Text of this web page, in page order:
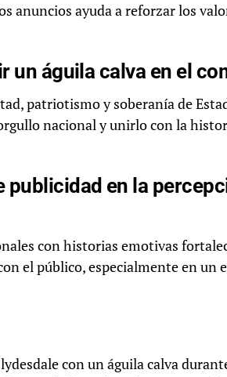
anuncios ayuda a reforzar los
un águila calva en el
patriotismo y soberanía de
nacional y unirlo con la
publicidad en la
con historias emotivas
el público, especialmente en
con un águila calva